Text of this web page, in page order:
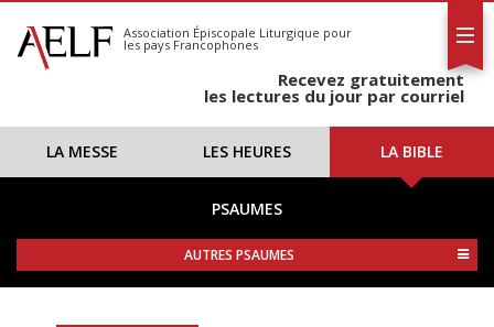
S'abonner
Calendrier
Association Épiscopale Liturgique pour
les pays Francophones
Recevez gratuitement
les lectures du jour par courriel
LA MESSE LES HEURES LA BIBLE
PSAUMES
AUTRES PSAUMES